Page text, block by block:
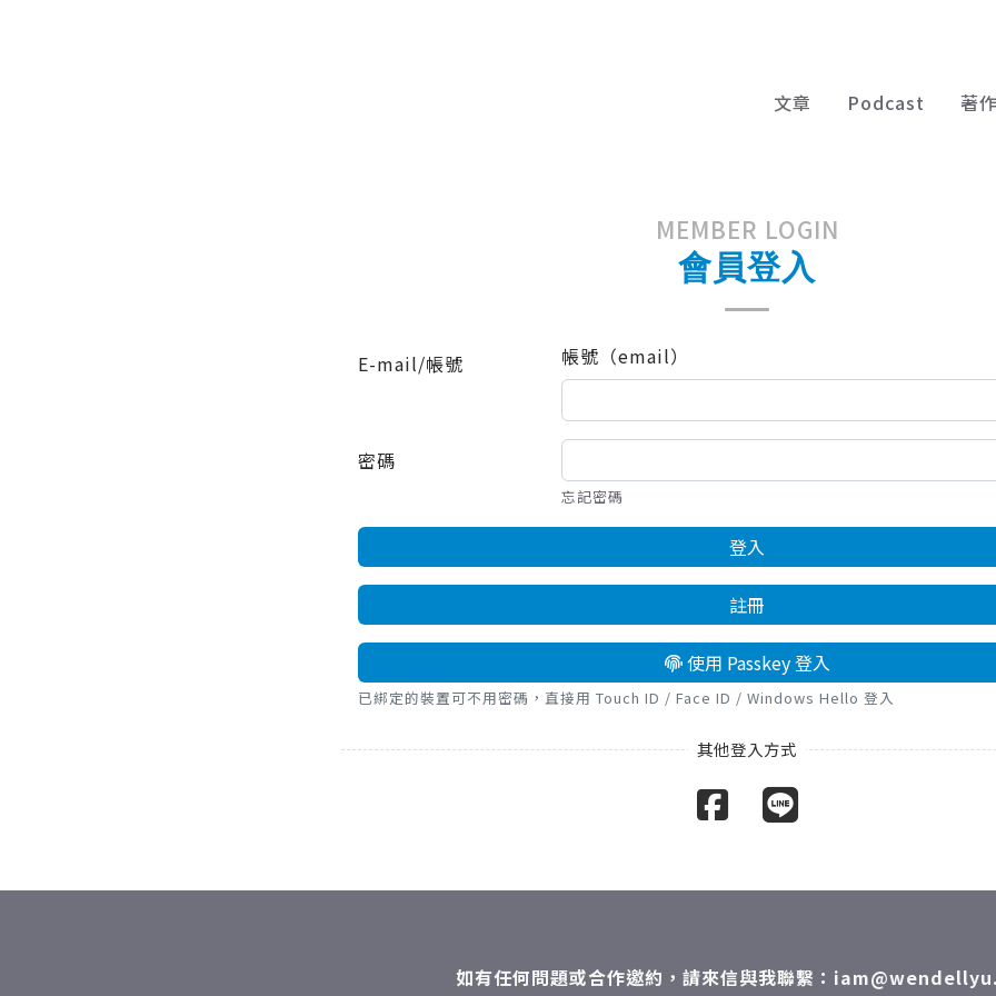
文章 Podcast 著
MEMBER LOGIN
會員登入
E-mail/帳號 帳號（email）
密碼
忘記密碼
登入
註冊
使用 Passkey 登入
已綁定的裝置可不用密碼，直接用 Touch ID / Face ID / Windows Hello 登入
如有任何問題或合作邀約，請來信與我聯繫：